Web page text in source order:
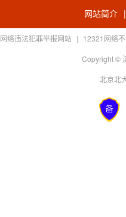
网站简介
网络违法犯罪举报网站 | 12321网络
Copyright ©
北京北